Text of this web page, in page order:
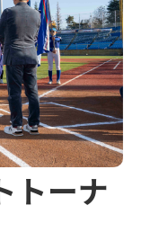
トーナ